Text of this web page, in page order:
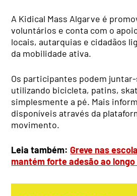
A Kidical Mass Algarve é
voluntários e conta com o
locais, autarquias e cidadãos
da mobilidade ativa.
Os participantes podem
utilizando bicicleta, patins,
simplesmente a pé. Mais
disponíveis através da
movimento.
Leia também:Greve nas
mantém forte adesão ao longo